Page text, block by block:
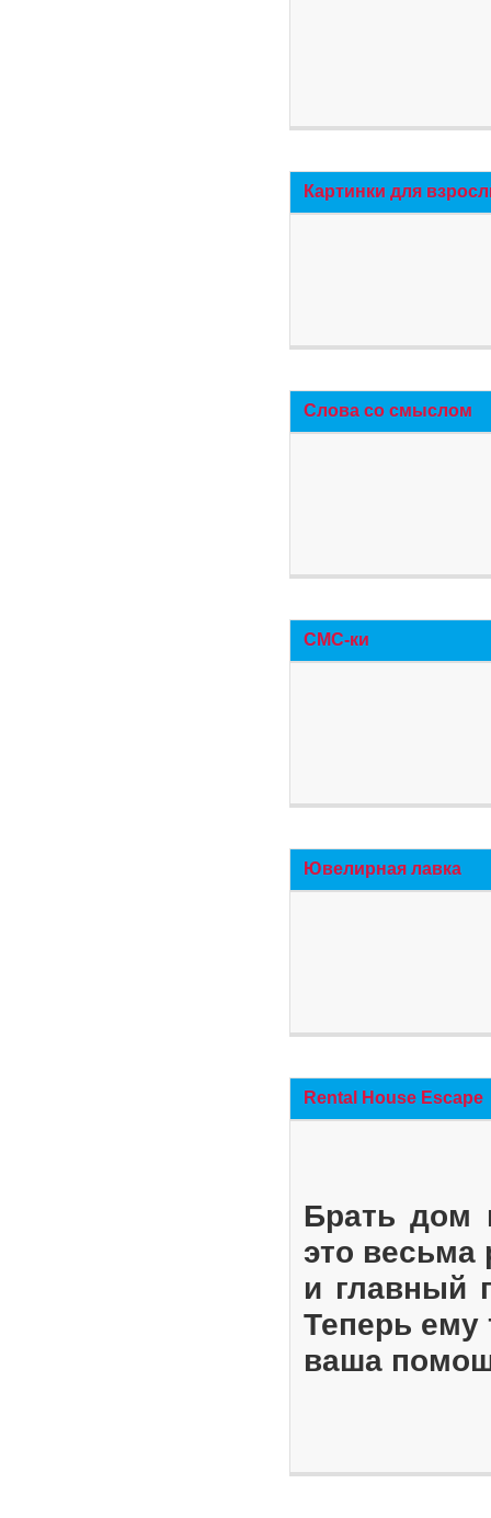
Картинки для
Слова со смыслом
СМС-ки
Ювелирная лавка
Rental House Escape
Брать дом
это весьма
и главный
Теперь ему
ваша